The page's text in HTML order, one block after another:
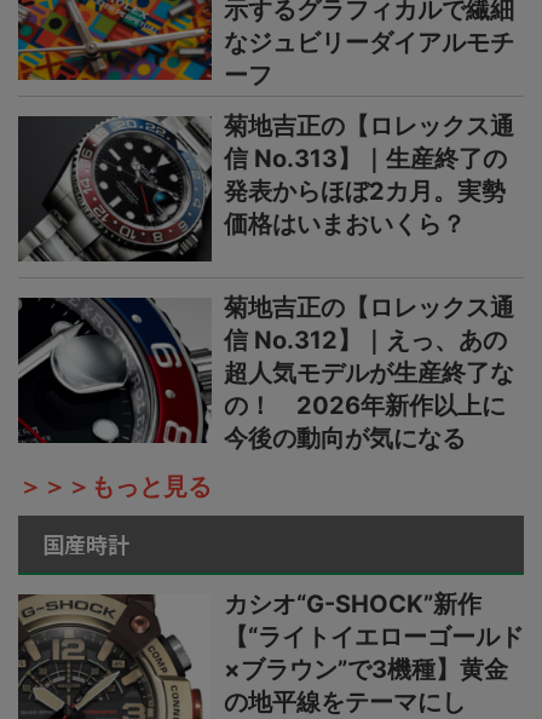
示するグラフィカルで繊細
なジュビリーダイアルモチ
ーフ
菊地吉正の【ロレックス通
信 No.313】｜生産終了の
発表からほぼ2カ月。実勢
価格はいまおいくら？
菊地吉正の【ロレックス通
信 No.312】｜えっ、あの
超人気モデルが生産終了な
の！ 2026年新作以上に
今後の動向が気になる
＞＞＞もっと見る
国産時計
カシオ“G-SHOCK”新作
【“ライトイエローゴールド
×ブラウン”で3機種】黄金
の地平線をテーマにし